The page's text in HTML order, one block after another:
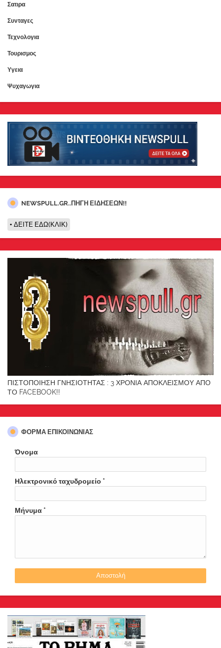
Σατιρα
Συνταγες
Τεχνολογια
Τουρισμος
Υγεια
Ψυχαγωγια
NEWSPULL.GR..ΠΗΓΗ ΕΙΔΗΣΕΩΝ!!
ΔΕΙΤΕ ΕΔΩ(ΚΛΙΚ)
ΠΙΣΤΟΠΟΙΗΣΗ ΓΝΗΣΙΟΤΗΤΑΣ : 3 ΧΡΟΝΙΑ ΑΠΟΚΛΕΙΣΜΟΥ ΑΠΟ
ΤΟ FACEBOOK!!
ΦΌΡΜΑ ΕΠΙΚΟΙΝΩΝΊΑΣ
Όνομα
Ηλεκτρονικό ταχυδρομείο *
Μήνυμα *